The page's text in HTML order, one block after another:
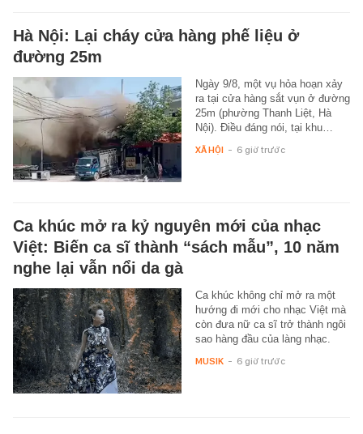
Hà Nội: Lại cháy cửa hàng phế liệu ở
đường 25m
Ngày 9/8, một vụ hỏa hoạn xảy
ra tại cửa hàng sắt vụn ở đường
25m (phường Thanh Liệt, Hà
Nội). Điều đáng nói, tại khu…
XÃ HỘI - 6 giờ trước
Ca khúc mở ra kỷ nguyên mới của nhạc
Việt: Biến ca sĩ thành “sách mẫu”, 10 năm
nghe lại vẫn nổi da gà
Ca khúc không chỉ mở ra một
hướng đi mới cho nhạc Việt mà
còn đưa nữ ca sĩ trở thành ngôi
sao hàng đầu của làng nhạc.
MUSIK - 6 giờ trước